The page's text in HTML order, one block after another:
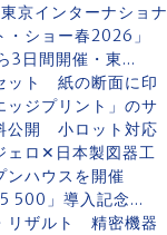
東京インターナショナ
・ショー春2026」
3日間開催・東...
ット 紙の断面に印
ッジプリント」のサ
公開 小ロット対応
ェロ✕日本製図器工
ハウスを開催
500」導入記念...
リザルト 精密機器